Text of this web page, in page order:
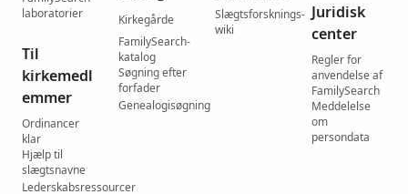
laboratorier
Til
kirkemedl
emmer
Ordinancer
klar
Hjælp til
slægtsnavne
Lederskabsressourcer
Kirkegårde
FamilySearch-
katalog
Søgning efter
forfader
Genealogisøgning
Slægtsforsknings-
wiki
Juridisk
center
Regler for
anvendelse af
FamilySearch
Meddelelse
om
persondata